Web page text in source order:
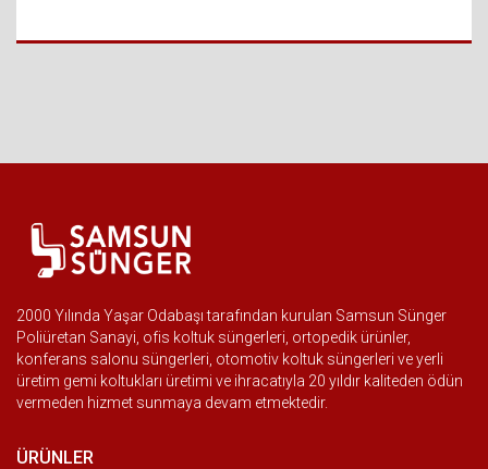
2000 Yılında Yaşar Odabaşı tarafından kurulan Samsun Sünger
Poliüretan Sanayi, ofis koltuk süngerleri, ortopedik ürünler,
konferans salonu süngerleri, otomotiv koltuk süngerleri ve yerli
üretim gemi koltukları üretimi ve ihracatıyla 20 yıldır kaliteden ödün
vermeden hizmet sunmaya devam etmektedir.
ÜRÜNLER